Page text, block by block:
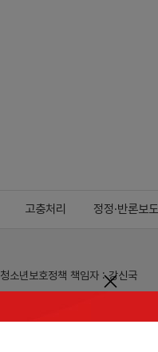
고충처리 정정·반론보도
청소년보호정책 책임자 : 강신국